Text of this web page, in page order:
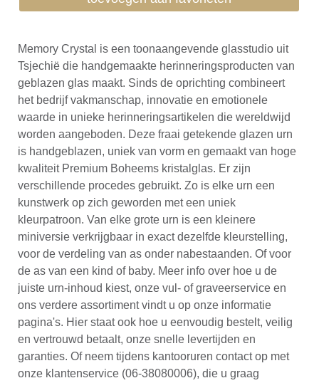
Memory Crystal is een toonaangevende glasstudio uit
Tsjechië die handgemaakte herinneringsproducten van
geblazen glas maakt. Sinds de oprichting combineert
het bedrijf vakmanschap, innovatie en emotionele
waarde in unieke herinneringsartikelen die wereldwijd
worden aangeboden. Deze fraai getekende glazen urn
is handgeblazen, uniek van vorm en gemaakt van hoge
kwaliteit Premium Boheems kristalglas. Er zijn
verschillende procedes gebruikt. Zo is elke urn een
kunstwerk op zich geworden met een uniek
kleurpatroon. Van elke grote urn is een kleinere
miniversie verkrijgbaar in exact dezelfde kleurstelling,
voor de verdeling van as onder nabestaanden. Of voor
de as van een kind of baby. Meer info over hoe u de
juiste urn-inhoud kiest, onze vul- of graveerservice en
ons verdere assortiment vindt u op onze informatie
pagina's. Hier staat ook hoe u eenvoudig bestelt, veilig
en vertrouwd betaalt, onze snelle levertijden en
garanties. Of neem tijdens kantooruren contact op met
onze klantenservice (06-38080006), die u graag